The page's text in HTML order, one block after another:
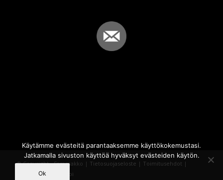
© Copyright - Sammakko | Tietosuojaseloste | Toimitusehdot |
Powered by
iQWebbi
Käytämme evästeitä parantaaksemme käyttökokemustasi.
Jatkamalla sivuston käyttöä hyväksyt evästeiden käytön.
Ok